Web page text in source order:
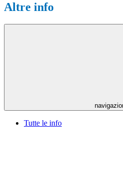
Altre info
Tutte le info